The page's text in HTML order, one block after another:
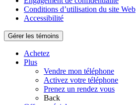
Conditions d’utilisation du site Web
Accessibilité
Gérer les témoins
Achetez
Plus
Vendre mon téléphone
Activez votre téléphone
Prenez un rendez vous
Back